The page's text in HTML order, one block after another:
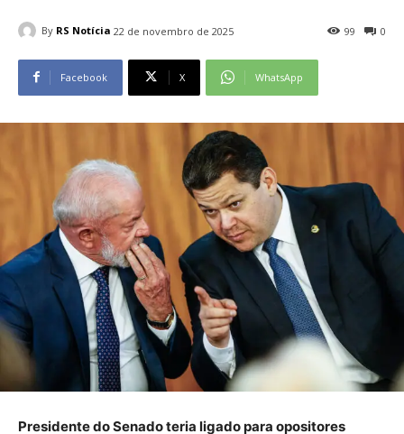
By RS Notícia 22 de novembro de 2025 0
99
Facebook X WhatsApp
Presidente do Senado teria ligado para opositores